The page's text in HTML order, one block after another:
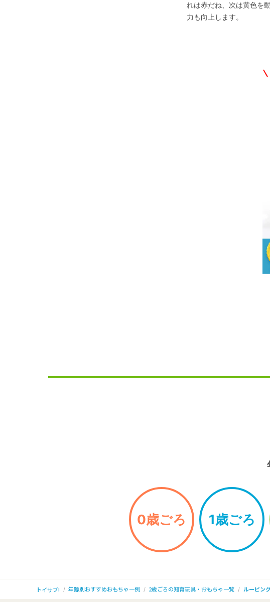
れは赤だね、次は黄色を
力も向上します。
0歳ごろ 1歳ごろ
トイサブ! 年齢別おすすめおもちゃ一例 2歳ごろの知育玩具・おもちゃ一覧 ルーピン